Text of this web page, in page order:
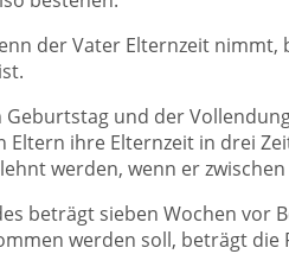
der Vater Elternzeit
und der
ihre Elternzeit in drei
werden, wenn er
beträgt sieben Wochen vor
werden soll, beträgt die